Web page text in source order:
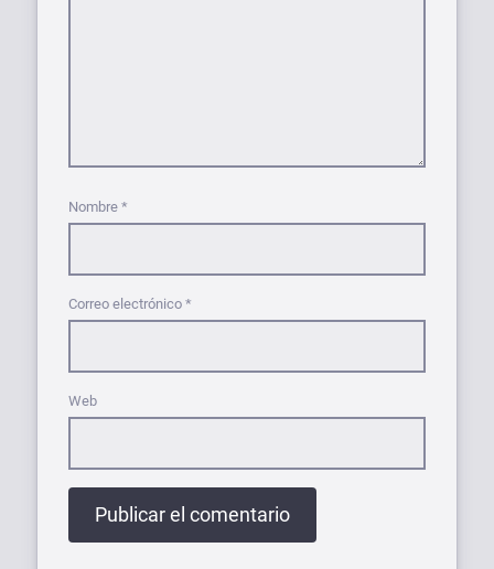
Nombre *
Correo electrónico *
Web